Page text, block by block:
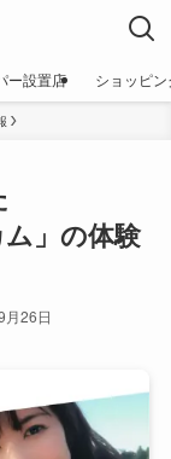
ー設置店 ショッピン
」の体験
月26日